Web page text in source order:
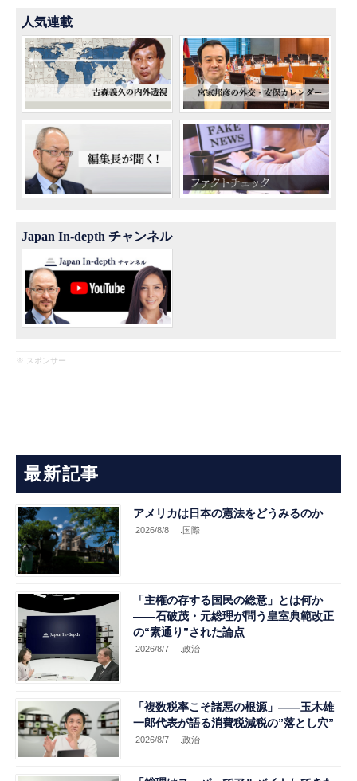
人気連載
Japan In-depth チャンネル
※ スポンサー
最新記事
アメリカは日本の憲法をどうみるのか
2026/8/8 .国際
「主権の存する国民の総意」とは何か
――石破茂・元総理が問う皇室典範改正
の“素通り”された論点
2026/8/7 .政治
「複数税率こそ諸悪の根源」――玉木雄
一郎代表が語る消費税減税の”落とし穴”
2026/8/7 .政治